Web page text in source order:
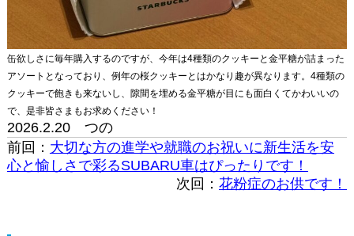
缶欲しさに毎年購入するのですが、今年は4種類のクッキーと金平糖が詰まった
アソートとなっており、例年の桜クッキーとはかなり趣が異なります。4種類の
クッキーで飽きも来ないし、隙間を埋める金平糖が目にも面白くてかわいいの
で、是非皆さまもお求めください！
2026.2.20 つの
前回： 大切な方の進学や就職のお祝いに新生活を安
心と愉しさで彩るSUBARU車はぴったりです！
次回：花粉症のお供です！